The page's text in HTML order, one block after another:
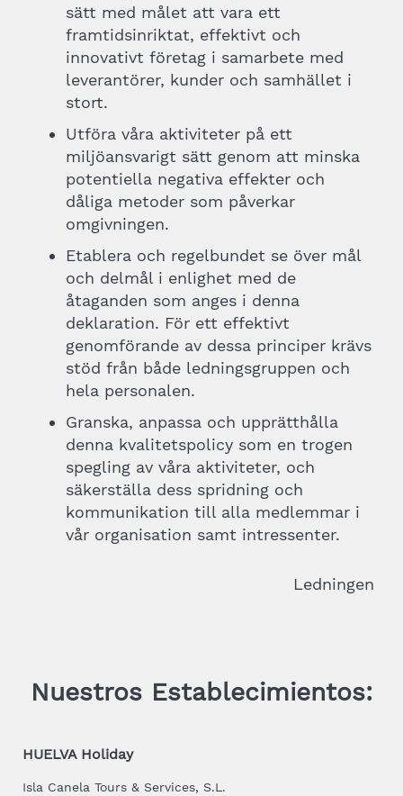
sätt med målet att vara ett
framtidsinriktat, effektivt och
innovativt företag i samarbete med
leverantörer, kunder och samhället i
stort.
Utföra våra aktiviteter på ett
miljöansvarigt sätt genom att minska
potentiella negativa effekter och
dåliga metoder som påverkar
omgivningen.
Etablera och regelbundet se över mål
och delmål i enlighet med de
åtaganden som anges i denna
deklaration. För ett effektivt
genomförande av dessa principer krävs
stöd från både ledningsgruppen och
hela personalen.
Granska, anpassa och upprätthålla
denna kvalitetspolicy som en trogen
spegling av våra aktiviteter, och
säkerställa dess spridning och
kommunikation till alla medlemmar i
vår organisation samt intressenter.
Ledningen
Nuestros Establecimientos:
HUELVA Holiday
Isla Canela Tours & Services, S.L.